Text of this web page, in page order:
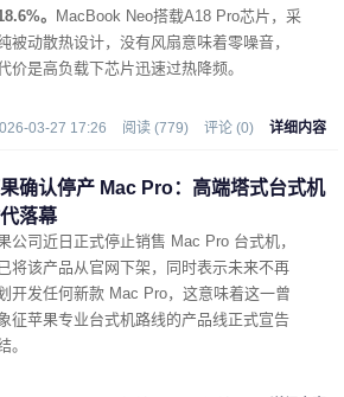
。
MacBook Neo搭载A18 Pro芯片，采
被动散热设计，没有风扇意味着零噪音，
价是高负载下芯片迅速过热降频。
03-27 17:26 阅读 (779) 评论 (0) 详细内容
确认停产 Mac Pro：高端塔式台式机
落幕
公司近日正式停止销售 Mac Pro 台式机，
将该产品从官网下架，同时表示未来不再
开发任何新款 Mac Pro，这意味着这一曾
征苹果专业台式机路线的产品线正式宣告
。